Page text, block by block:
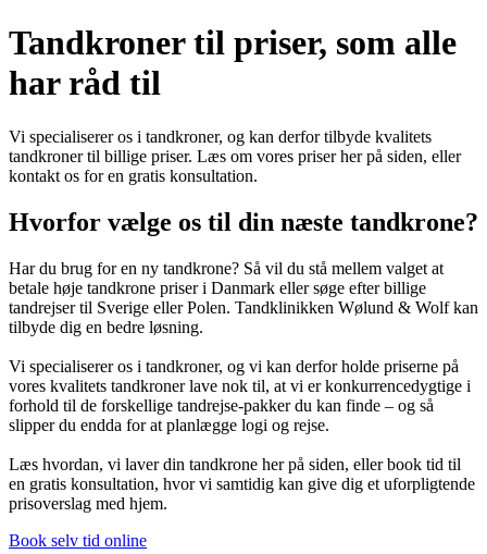
Tandkroner til priser, som alle
har råd til
Vi specialiserer os i tandkroner, og kan derfor tilbyde kvalitets
tandkroner til billige priser. Læs om vores priser her på siden, eller
kontakt os for en gratis konsultation.
Hvorfor vælge os til din næste tandkrone?
Har du brug for en ny tandkrone? Så vil du stå mellem valget at
betale høje tandkrone priser i Danmark eller søge efter billige
tandrejser til Sverige eller Polen. Tandklinikken Wølund & Wolf kan
tilbyde dig en bedre løsning.
Vi specialiserer os i tandkroner, og vi kan derfor holde priserne på
vores kvalitets tandkroner lave nok til, at vi er konkurrencedygtige i
forhold til de forskellige tandrejse-pakker du kan finde – og så
slipper du endda for at planlægge logi og rejse.
Læs hvordan, vi laver din tandkrone her på siden, eller book tid til
en gratis konsultation, hvor vi samtidig kan give dig et uforpligtende
prisoverslag med hjem.
Book selv tid online